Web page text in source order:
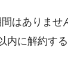
はありませ
内に解約す